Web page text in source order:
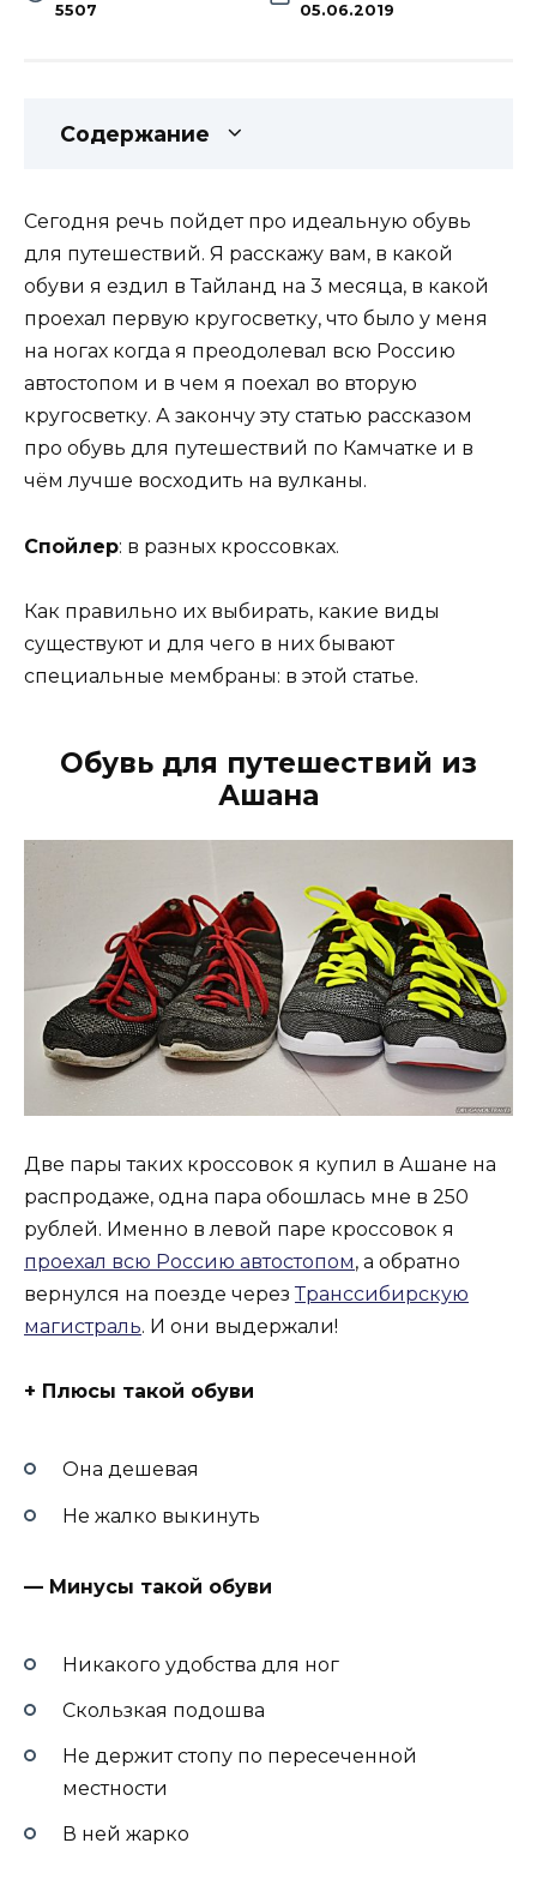
5507 05.06.2019
Содержание
Сегодня речь пойдет про идеальную обувь
для путешествий. Я расскажу вам, в какой
обуви я ездил в Тайланд на 3 месяца, в какой
проехал первую кругосветку, что было у меня
на ногах когда я преодолевал всю Россию
автостопом и в чем я поехал во вторую
кругосветку. А закончу эту статью рассказом
про обувь для путешествий по Камчатке и в
чём лучше восходить на вулканы.
Спойлер: в разных кроссовках.
Как правильно их выбирать, какие виды
существуют и для чего в них бывают
специальные мембраны: в этой статье.
Обувь для путешествий из
Ашана
Две пары таких кроссовок я купил в Ашане на
распродаже, одна пара обошлась мне в 250
рублей. Именно в левой паре кроссовок я
проехал всю Россию автостопом, а обратно
вернулся на поезде черезТранссибирскую
магистраль. И они выдержали!
+ Плюсы такой обуви
Она дешевая
Не жалко выкинуть
— Минусы такой обуви
Никакого удобства для ног
Скользкая подошва
Не держит стопу по пересеченной
местности
В ней жарко